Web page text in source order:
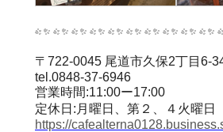
〒722-0045 尾道市久保2丁目6-
tel.0848-37-6946
営業時間:11:00ー17:00
定休日:月曜日、第２、４火曜日
https://